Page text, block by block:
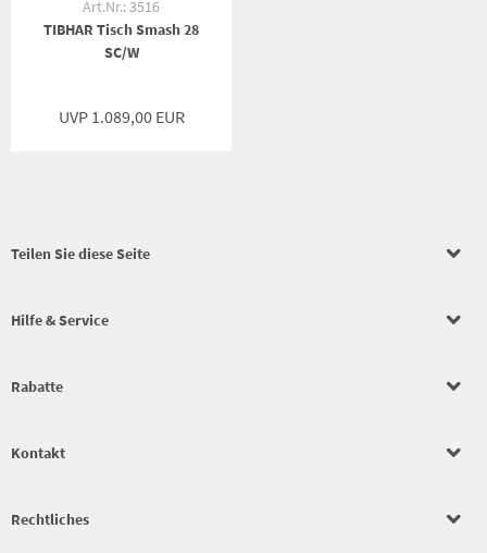
Art.Nr.: 3516
TIBHAR Tisch Smash 28
SC/W
UVP 1.089,00 EUR
Teilen Sie diese Seite
Hilfe & Service
Rabatte
Kontakt
Rechtliches